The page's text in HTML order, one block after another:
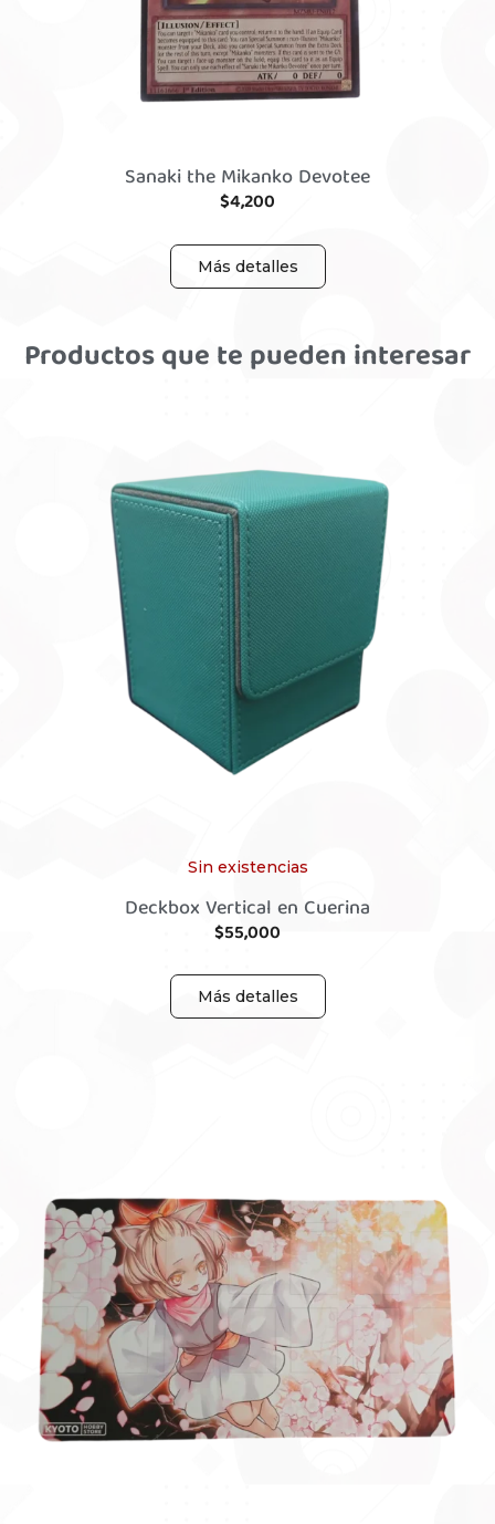
Sanaki the Mikanko Devotee
$4,200
Más detalles
Productos que te pueden interesar
Sin existencias
Deckbox Vertical en Cuerina
$55,000
Más detalles